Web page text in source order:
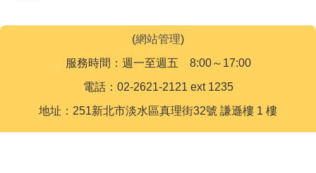
(網站管理)
服務時間：週一至週五 8:00～17:00
電話：02-2621-2121 ext 1235
地址：251新北市淡水區真理街32號 謙遜樓 1 樓